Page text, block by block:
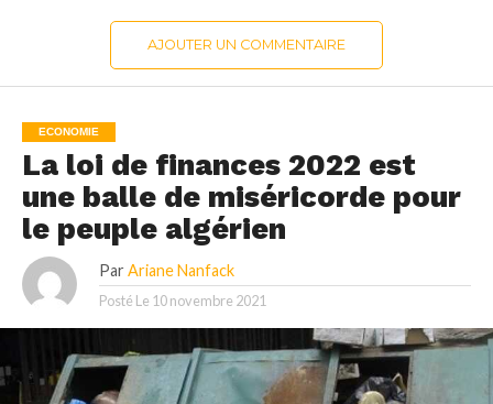
AJOUTER UN COMMENTAIRE
ECONOMIE
La loi de finances 2022 est
une balle de miséricorde pour
le peuple algérien
Par Ariane Nanfack
Posté Le 10 novembre 2021